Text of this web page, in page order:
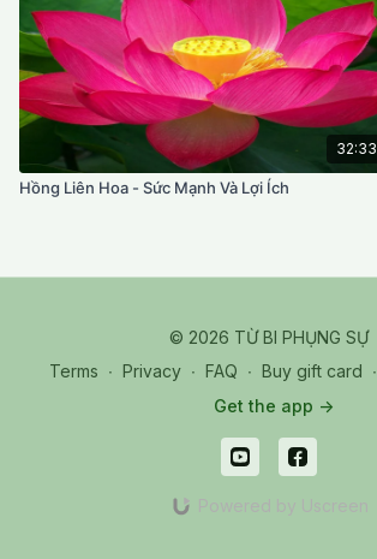
32:33
Hồng Liên Hoa - Sức Mạnh Và Lợi Ích
© 2026 TỪ BI PHỤNG SỰ
Terms ∙ Privacy ∙ FAQ ∙ Buy gift card ∙
Get the app ->
Powered by Uscreen